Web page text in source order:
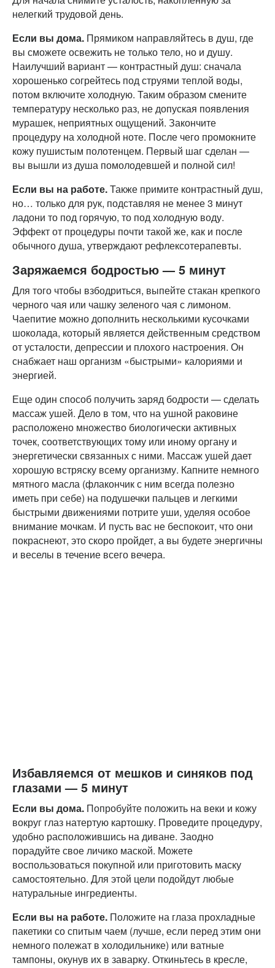
нелегкий трудовой день.
Если вы дома. Прямиком направляйтесь в душ, где
вы сможете освежить не только тело, но и душу.
Наилучший вариант — контрастный душ: сначала
хорошенько согрейтесь под струями теплой воды,
потом включите холодную. Таким образом смените
температуру несколько раз, не допуская появления
мурашек, неприятных ощущений. Закончите
процедуру на холодной ноте. После чего промокните
кожу пушистым полотенцем. Первый шаг сделан —
вы вышли из душа помолодевшей и полной сил!
Если вы на работе.Также примите контрастный душ,
но… только для рук, подставляя не менее 3 минут
ладони то под горячую, то под холодную воду.
Эффект от процедуры почти такой же, как и после
обычного душа, утверждают рефлексотерапевты.
Заряжаемся бодростью — 5 минут
Для того чтобы взбодриться, выпейте стакан крепкого
черного чая или чашку зеленого чая с лимоном.
Чаепитие можно дополнить несколькими кусочками
шоколада, который является действенным средством
от усталости, депрессии и плохого настроения. Он
снабжает наш организм «быстрыми» калориями и
энергией.
Еще один способ получить заряд бодрости — сделать
массаж ушей. Дело в том, что на ушной раковине
расположено множество биологически активных
точек, соответствующих тому или иному органу и
энергетически связанных с ними. Массаж ушей дает
хорошую встряску всему организму. Капните немного
мятного масла (флакончик с ним всегда полезно
иметь при себе) на подушечки пальцев и легкими
быстрыми движениями потрите уши, уделяя особое
внимание мочкам. И пусть вас не беспокоит, что они
покраснеют, это скоро пройдет, а вы будете энергичны
и веселы в течение всего вечера.
Избавляемся от мешков и синяков под
глазами — 5 минут
Если вы дома. Попробуйте положить на веки и кожу
вокруг глаз натертую картошку. Проведите процедуру,
удобно расположившись на диване. Заодно
порадуйте свое личико маской. Можете
воспользоваться покупной или приготовить маску
самостоятельно. Для этой цели подойдут любые
натуральные ингредиенты.
Если вы на работе. Положите на глаза прохладные
пакетики со спитым чаем (лучше, если перед этим они
немного полежат в холодильнике) или ватные
тампоны, окунув их в заварку. Откиньтесь в кресле,